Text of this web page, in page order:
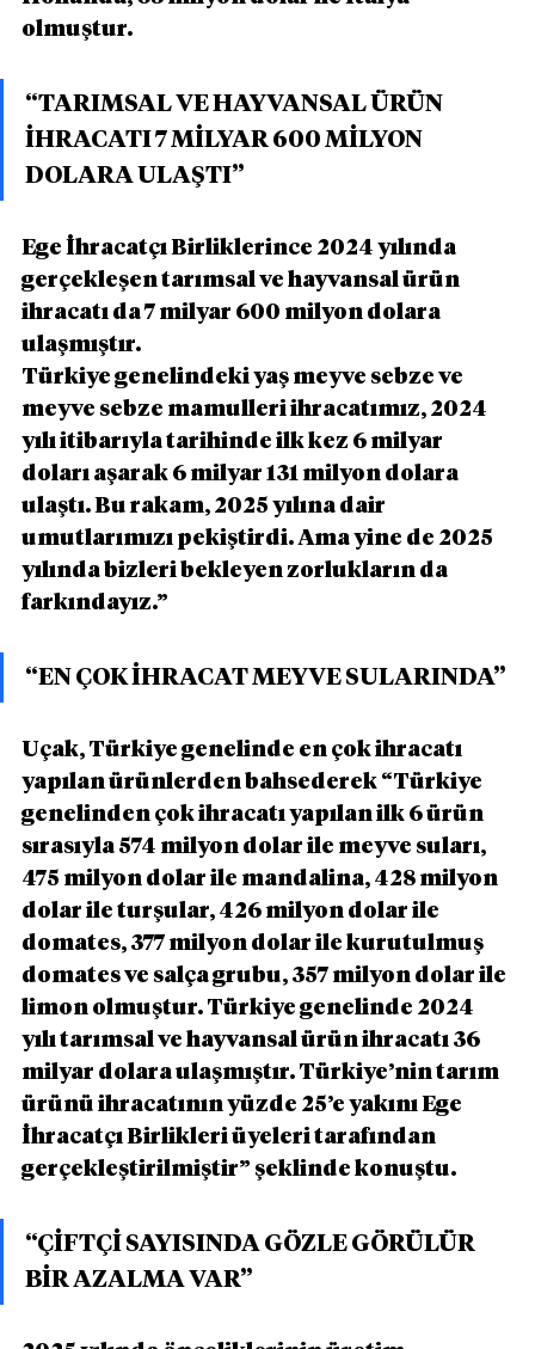
olmuştur.
“TARIMSAL VE HAYVANSAL ÜRÜN
İHRACATI 7 MİLYAR 600 MİLYON
DOLARA ULAŞTI”
Ege İhracatçı Birliklerince 2024 yılında
gerçekleşen tarımsal ve hayvansal ürün
ihracatı da 7 milyar 600 milyon dolara
ulaşmıştır.
Türkiye genelindeki yaş meyve sebze ve
meyve sebze mamulleri ihracatımız, 2024
yılı itibarıyla tarihinde ilk kez 6 milyar
doları aşarak 6 milyar 131 milyon dolara
ulaştı. Bu rakam, 2025 yılına dair
umutlarımızı pekiştirdi. Ama yine de 2025
yılında bizleri bekleyen zorlukların da
farkındayız.”
“EN ÇOK İHRACAT MEYVE SULARINDA”
Uçak, Türkiye genelinde en çok ihracatı
yapılan ürünlerden bahsederek “Türkiye
genelinden çok ihracatı yapılan ilk 6 ürün
sırasıyla 574 milyon dolar ile meyve suları,
475 milyon dolar ile mandalina, 428 milyon
dolar ile turşular, 426 milyon dolar ile
domates, 377 milyon dolar ile kurutulmuş
domates ve salça grubu, 357 milyon dolar ile
limon olmuştur. Türkiye genelinde 2024
yılı tarımsal ve hayvansal ürün ihracatı 36
milyar dolara ulaşmıştır. Türkiye’nin tarım
ürünü ihracatının yüzde 25’e yakını Ege
İhracatçı Birlikleri üyeleri tarafından
gerçekleştirilmiştir” şeklinde konuştu.
“ÇİFTÇİ SAYISINDA GÖZLE GÖRÜLÜR
BİR AZALMA VAR”